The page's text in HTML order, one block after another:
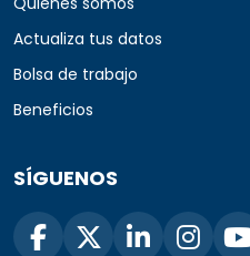
Actualiza tus datos
Bolsa de trabajo
Beneficios
SÍGUENOS